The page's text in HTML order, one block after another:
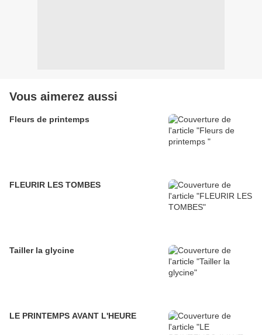
Vous aimerez aussi
Fleurs de printemps
FLEURIR LES TOMBES
Tailler la glycine
LE PRINTEMPS AVANT L'HEURE